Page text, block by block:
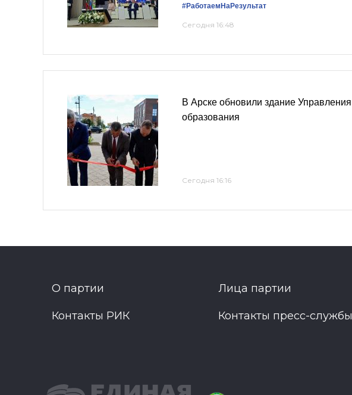
#РаботаемНаРезультат
Сегодня 16:48
В Арске обновили здание Управления
образования
Сегодня 16:16
О партии Лица партии
Контакты РИК Контакты пресс-службы